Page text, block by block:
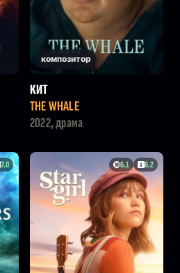
композитор
КИТ
THE WHALE
2022, драма
7.0 6.1 6.2